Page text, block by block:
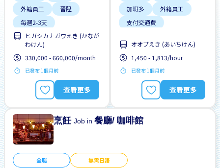
外籍員工
晉陞
每週2-3天
無日本語要求
無經驗要求
ヒガシカナガワえき (かなが
わけん)
330,000 - 660,000/month
已發布 1個月前
查看更多
加班多
外籍員工
支付交通費
男性首選
自行車停放處
オオブえき (あいちけん)
1,450 - 1,813/hour
已發布 1個月前
查看更多
烹飪Job in餐廳/ 咖啡館
全職 無需日語